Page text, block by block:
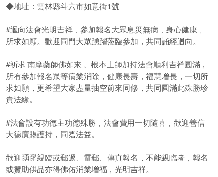
◆地址：雲林縣斗六市如意街1號
#迴向法會光明吉祥，參加報名大眾息災無病，身心健康，
所求如願。歡迎同門大眾踴躍蒞臨參加，共同誦經迴向。
#祈求 南摩藥師佛如來 、根本上師加持法會順利吉祥圓滿，
所有參加報名眾等病業消除，健康長壽，福慧增長，一切所
求如願，更希望大家盡量抽空前來同修，共同圓滿此殊勝珍
貴法緣。
#法會設有功德主功德殊勝，法會費用一切隨喜，歡迎善信
大德廣賜護持，同霑法益。
歡迎踴躍親臨或郵遞、電郵、傳真報名，不能親臨者，報名
或贊助供品亦得佛佑消業增福，光明吉祥。